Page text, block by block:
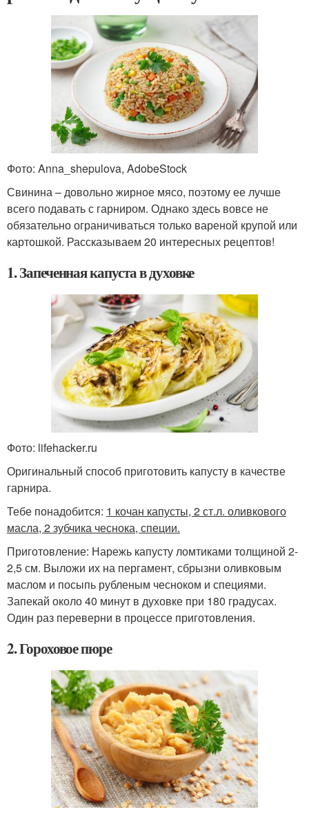
Фото: Anna_shepulova, AdobeStock
Свинина – довольно жирное мясо, поэтому ее лучше
всего подавать с гарниром. Однако здесь вовсе не
обязательно ограничиваться только вареной крупой или
картошкой. Рассказываем 20 интересных рецептов!
1. Запеченная капуста в духовке
Фото: lifehacker.ru
Оригинальный способ приготовить капусту в качестве
гарнира.
Тебе понадобится: 1 кочан капусты, 2 ст.л. оливкового
масла, 2 зубчика чеснока, специи.
Приготовление: Нарежь капусту ломтиками толщиной 2-
2,5 см. Выложи их на пергамент, сбрызни оливковым
маслом и посыпь рубленым чесноком и специями.
Запекай около 40 минут в духовке при 180 градусах.
Один раз переверни в процессе приготовления.
2. Гороховое пюре